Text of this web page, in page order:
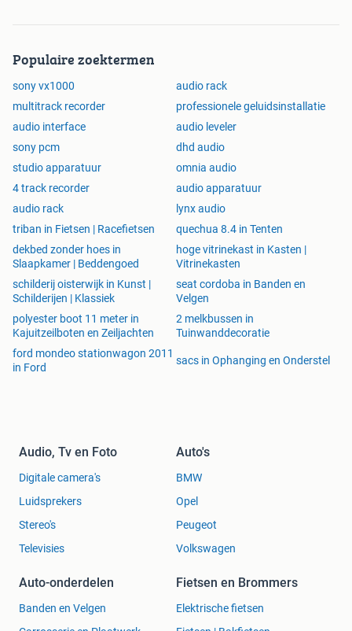
Populaire zoektermen
sony vx1000
audio rack
multitrack recorder
professionele geluidsinstallatie
audio interface
audio leveler
sony pcm
dhd audio
studio apparatuur
omnia audio
4 track recorder
audio apparatuur
audio rack
lynx audio
triban in Fietsen | Racefietsen
quechua 8.4 in Tenten
dekbed zonder hoes in
Slaapkamer | Beddengoed
hoge vitrinekast in Kasten |
Vitrinekasten
schilderij oisterwijk in Kunst |
Schilderijen | Klassiek
seat cordoba in Banden en
Velgen
polyester boot 11 meter in
Kajuitzeilboten en Zeiljachten
2 melkbussen in
Tuinwanddecoratie
ford mondeo stationwagon 2011
in Ford
sacs in Ophanging en Onderstel
Audio, Tv en Foto
Digitale camera's
Luidsprekers
Stereo's
Televisies
Auto's
BMW
Opel
Peugeot
Volkswagen
Auto-onderdelen
Banden en Velgen
Fietsen en Brommers
Elektrische fietsen